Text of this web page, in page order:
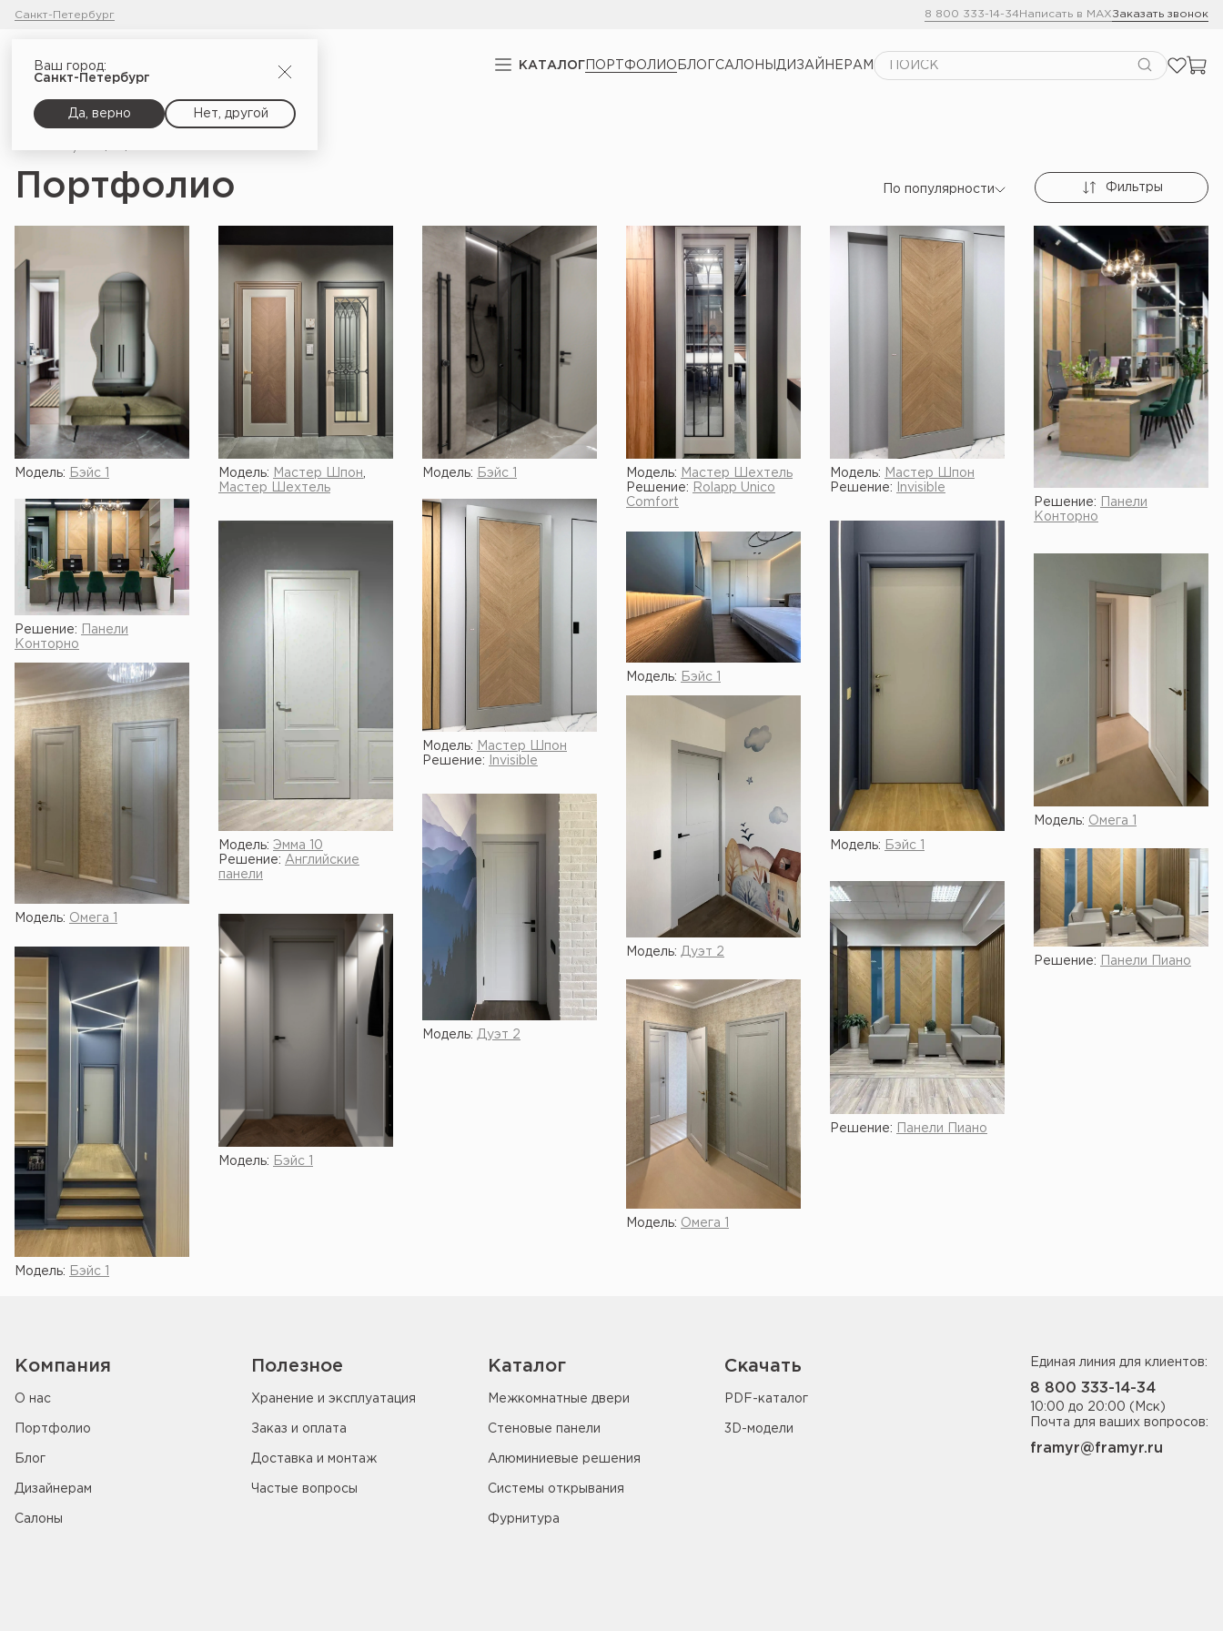
Санкт-Петербург 8 800 333-14-34Написать в MAXЗаказать звонок
КАТАЛОГ ПОРТФОЛИО БЛОГСАЛОНЫ ДИЗАЙНЕРАМ
Ваш город:
Санкт-Петербург
Да, верно Нет, другой
Портфолио По популярности Фильтры
Модель: Бэйс 1 Модель: Мастер Шпон
Мастер Шехтель
Модель: Бэйс 1 Модель:
Мастер Шехтель
Решение:
Rolapp Unico
Comfort
Модель:
Мастер Шпон
Решение:
Invisible
Решение:
Панели
Конторно
Решение:
Панели
Конторно
Модель:
Мастер Шпон
Решение:
Invisible
Модель: Эмма 10
Решение: Английские
панели
Модель: Бэйс 1
Модель: Бэйс 1
Модель: Омега 1
Модель: Омега 1
Модель: Дуэт 2
Модель: Дуэт 2
Решение: Панели Пиано
Решение: Панели Пиано
Модель: Бэйс 1
Модель: Бэйс 1
Модель: Омега 1
Компания
О нас
Портфолио
Блог
Дизайнерам
Салоны
Полезное
Хранение и эксплуатация
Заказ и оплата
Доставка и монтаж
Частые вопросы
Каталог
Межкомнатные двери
Стеновые панели
Алюминиевые решения
Системы открывания
Фурнитура
Скачать
PDF-каталог
3D-модели
Единая линия для клиентов:
8 800 333-14-34
10:00 до 20:00 (Мск)
Почта для ваших вопросов:
framyr@framyr.ru